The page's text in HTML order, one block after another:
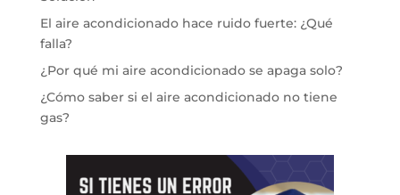
El aire acondicionado hace ruido fuerte: ¿Qué
falla?
¿Por qué mi aire acondicionado se apaga solo?
¿Cómo saber si el aire acondicionado no tiene
gas?